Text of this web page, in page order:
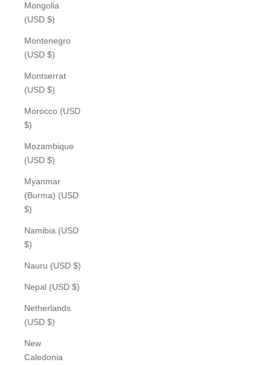
Mongolia
(USD $)
Montenegro
(USD $)
Montserrat
(USD $)
Morocco (USD
$)
Mozambique
(USD $)
Myanmar
(Burma) (USD
$)
Namibia (USD
$)
Nauru (USD $)
Nepal (USD $)
Netherlands
(USD $)
New
Caledonia